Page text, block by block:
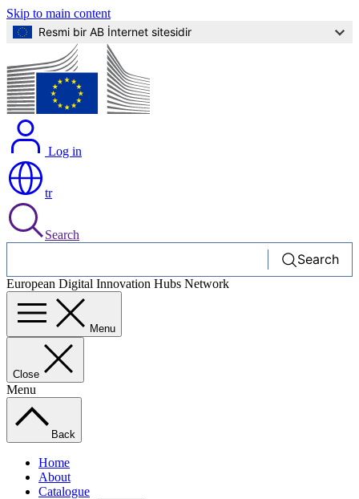
Skip to main content
Resmi bir AB İnternet sitesidir
Log in
tr
Search
Search
European Digital Innovation Hubs Network
Menu
Close
Menu
Back
Home
About
Catalogue